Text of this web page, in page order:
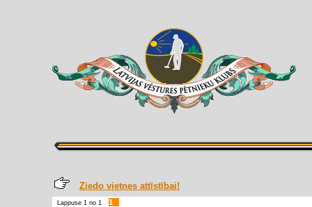
Ziedo vietnes attīstībai!
Lappuse 1 no 1
1